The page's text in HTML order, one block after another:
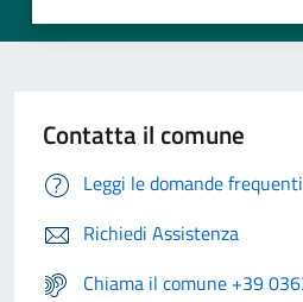
Contatta il comune
Leggi le domande frequenti
Richiedi Assistenza
Chiama il comune +39